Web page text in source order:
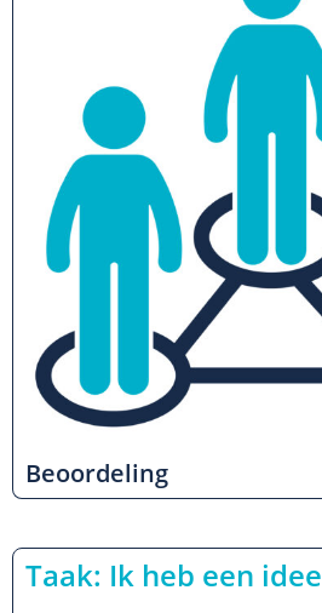
Beoordeling
Taak: Ik heb een idee